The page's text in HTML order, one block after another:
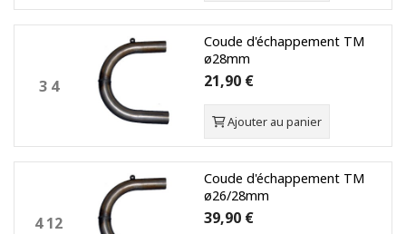
3 4
Coude d'échappement TM
ø28mm
21,90 €
Ajouter au panier
4 12
Coude d'échappement TM
ø26/28mm
39,90 €